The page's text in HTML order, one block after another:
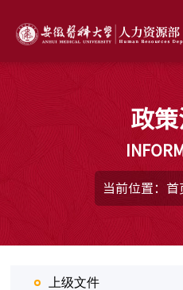
政
当前位置： 首
上级文件